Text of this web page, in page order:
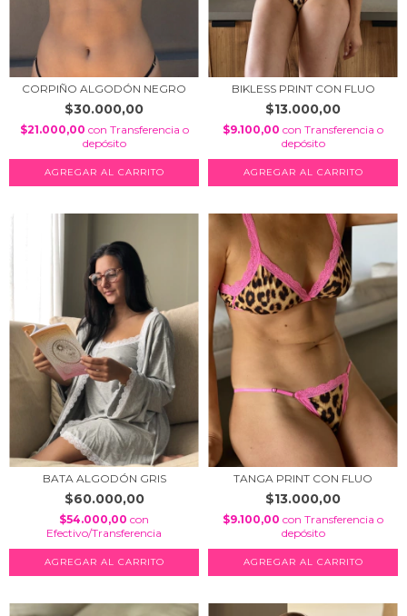
CORPIÑO ALGODÓN NEGRO
$30.000,00
$21.000,00 con Transferencia o
depósito
AGREGAR AL CARRITO
BIKLESS PRINT CON FLUO
$13.000,00
$9.100,00 con Transferencia o
depósito
AGREGAR AL CARRITO
BATA ALGODÓN GRIS
$60.000,00
$54.000,00 con
Efectivo/Transferencia
TANGA PRINT CON FLUO
$13.000,00
$9.100,00 con Transferencia o
depósito